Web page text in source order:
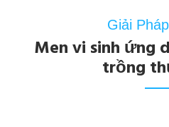
Giải
Men vi sinh ứng
trồng